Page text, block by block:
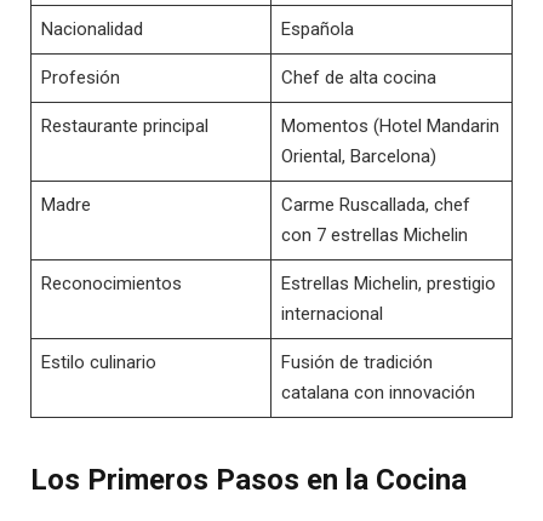
Nacionalidad Española
Profesión Chef de alta cocina
Restaurante principal
Momentos (Hotel Mandarin
Oriental, Barcelona)
Madre
Carme Ruscallada, chef
con 7 estrellas Michelin
Reconocimientos
Estrellas Michelin, prestigio
internacional
Estilo culinario
Fusión de tradición
catalana con innovación
Los Primeros Pasos en la Cocina